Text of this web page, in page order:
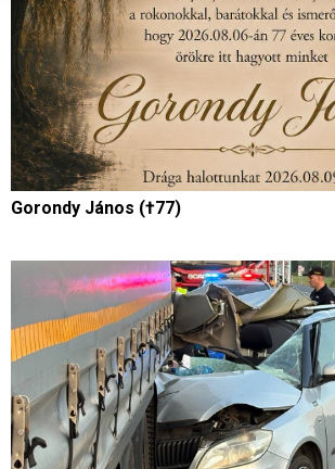
Gorondy János (†77)